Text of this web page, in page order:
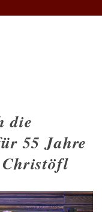
die
55 Jahre
Christöfl